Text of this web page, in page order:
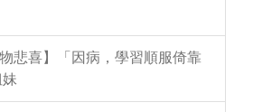
悲喜】「因病，學習順服倚靠